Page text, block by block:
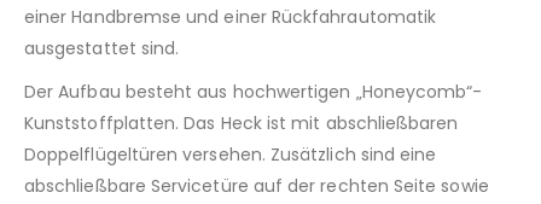
einer Handbremse und einer Rückfahrautomatik
ausgestattet sind.
Der Aufbau besteht aus hochwertigen „Honeycomb“-
Kunststoffplatten. Das Heck ist mit abschließbaren
Doppelflügeltüren versehen. Zusätzlich sind eine
abschließbare Servicetüre auf der rechten Seite sowie